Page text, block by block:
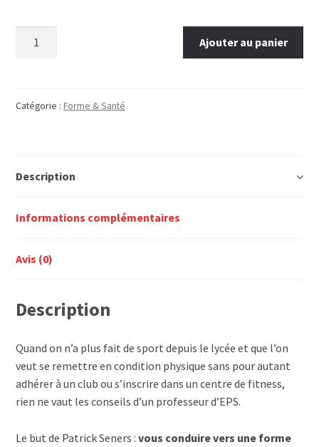
sport
Ajouter au panier
Catégorie :Forme & Santé
Description
Informations complémentaires
Avis (0)
Description
Quand on n’a plus fait de sport depuis le lycée et que l’on
veut se remettre en condition physique sans pour autant
adhérer à un club ou s’inscrire dans un centre de fitness,
rien ne vaut les conseils d’un professeur d’EPS.
Le but de Patrick Seners :vous conduire vers une forme